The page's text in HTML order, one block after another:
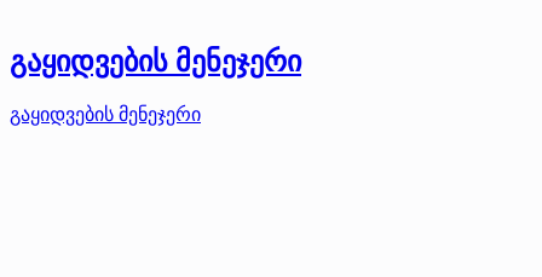
გაყიდვების მენეჯერი
გაყიდვების მენეჯერი